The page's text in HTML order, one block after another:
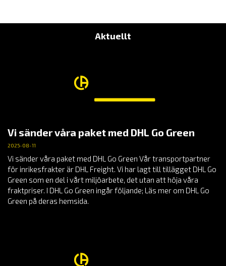
Aktuellt
Vi sänder våra paket med DHL Go Green
2025-08-11
Vi sänder våra paket med DHL Go Green Vår transportpartner
för inrikesfrakter är DHL Freight. Vi har lagt till tillägget DHL Go
Green som en del i vårt miljöarbete, det utan att höja våra
fraktpriser. I DHL Go Green ingår följande; Läs mer om DHL Go
Green på deras hemsida.